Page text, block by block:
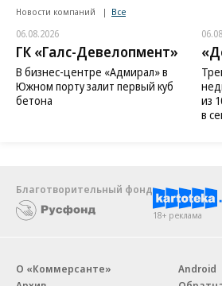
Новости компаний Все
06.08.2026
ГК «Галс-Девелопмент»
В бизнес-центре «Адмирал» в
Южном порту залит первый куб
бетона
из
в
Благотворительный фонд
18+ реклама
О «Коммерсанте»
Android